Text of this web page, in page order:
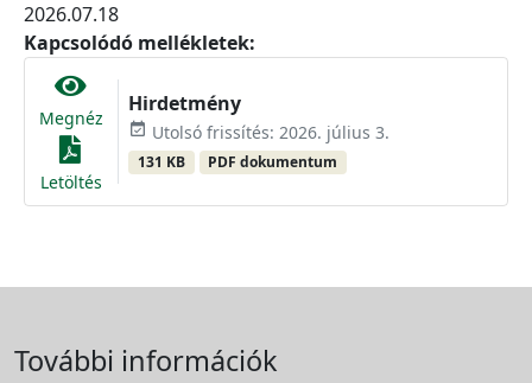
2026.07.18
Kapcsolódó mellékletek:
Megnéz
Letöltés
Hirdetmény
event_available Utolsó frissítés: 2026. július 3.
131 KB PDF dokumentum
További információk